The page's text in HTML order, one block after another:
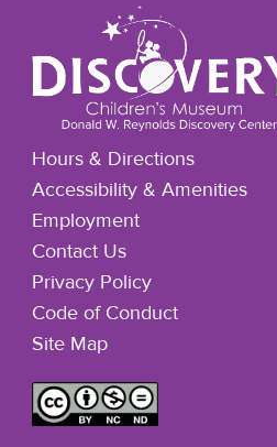
Hours & Directions
Accessibility & Amenities
Employment
Contact Us
Privacy Policy
Code of Conduct
Site Map